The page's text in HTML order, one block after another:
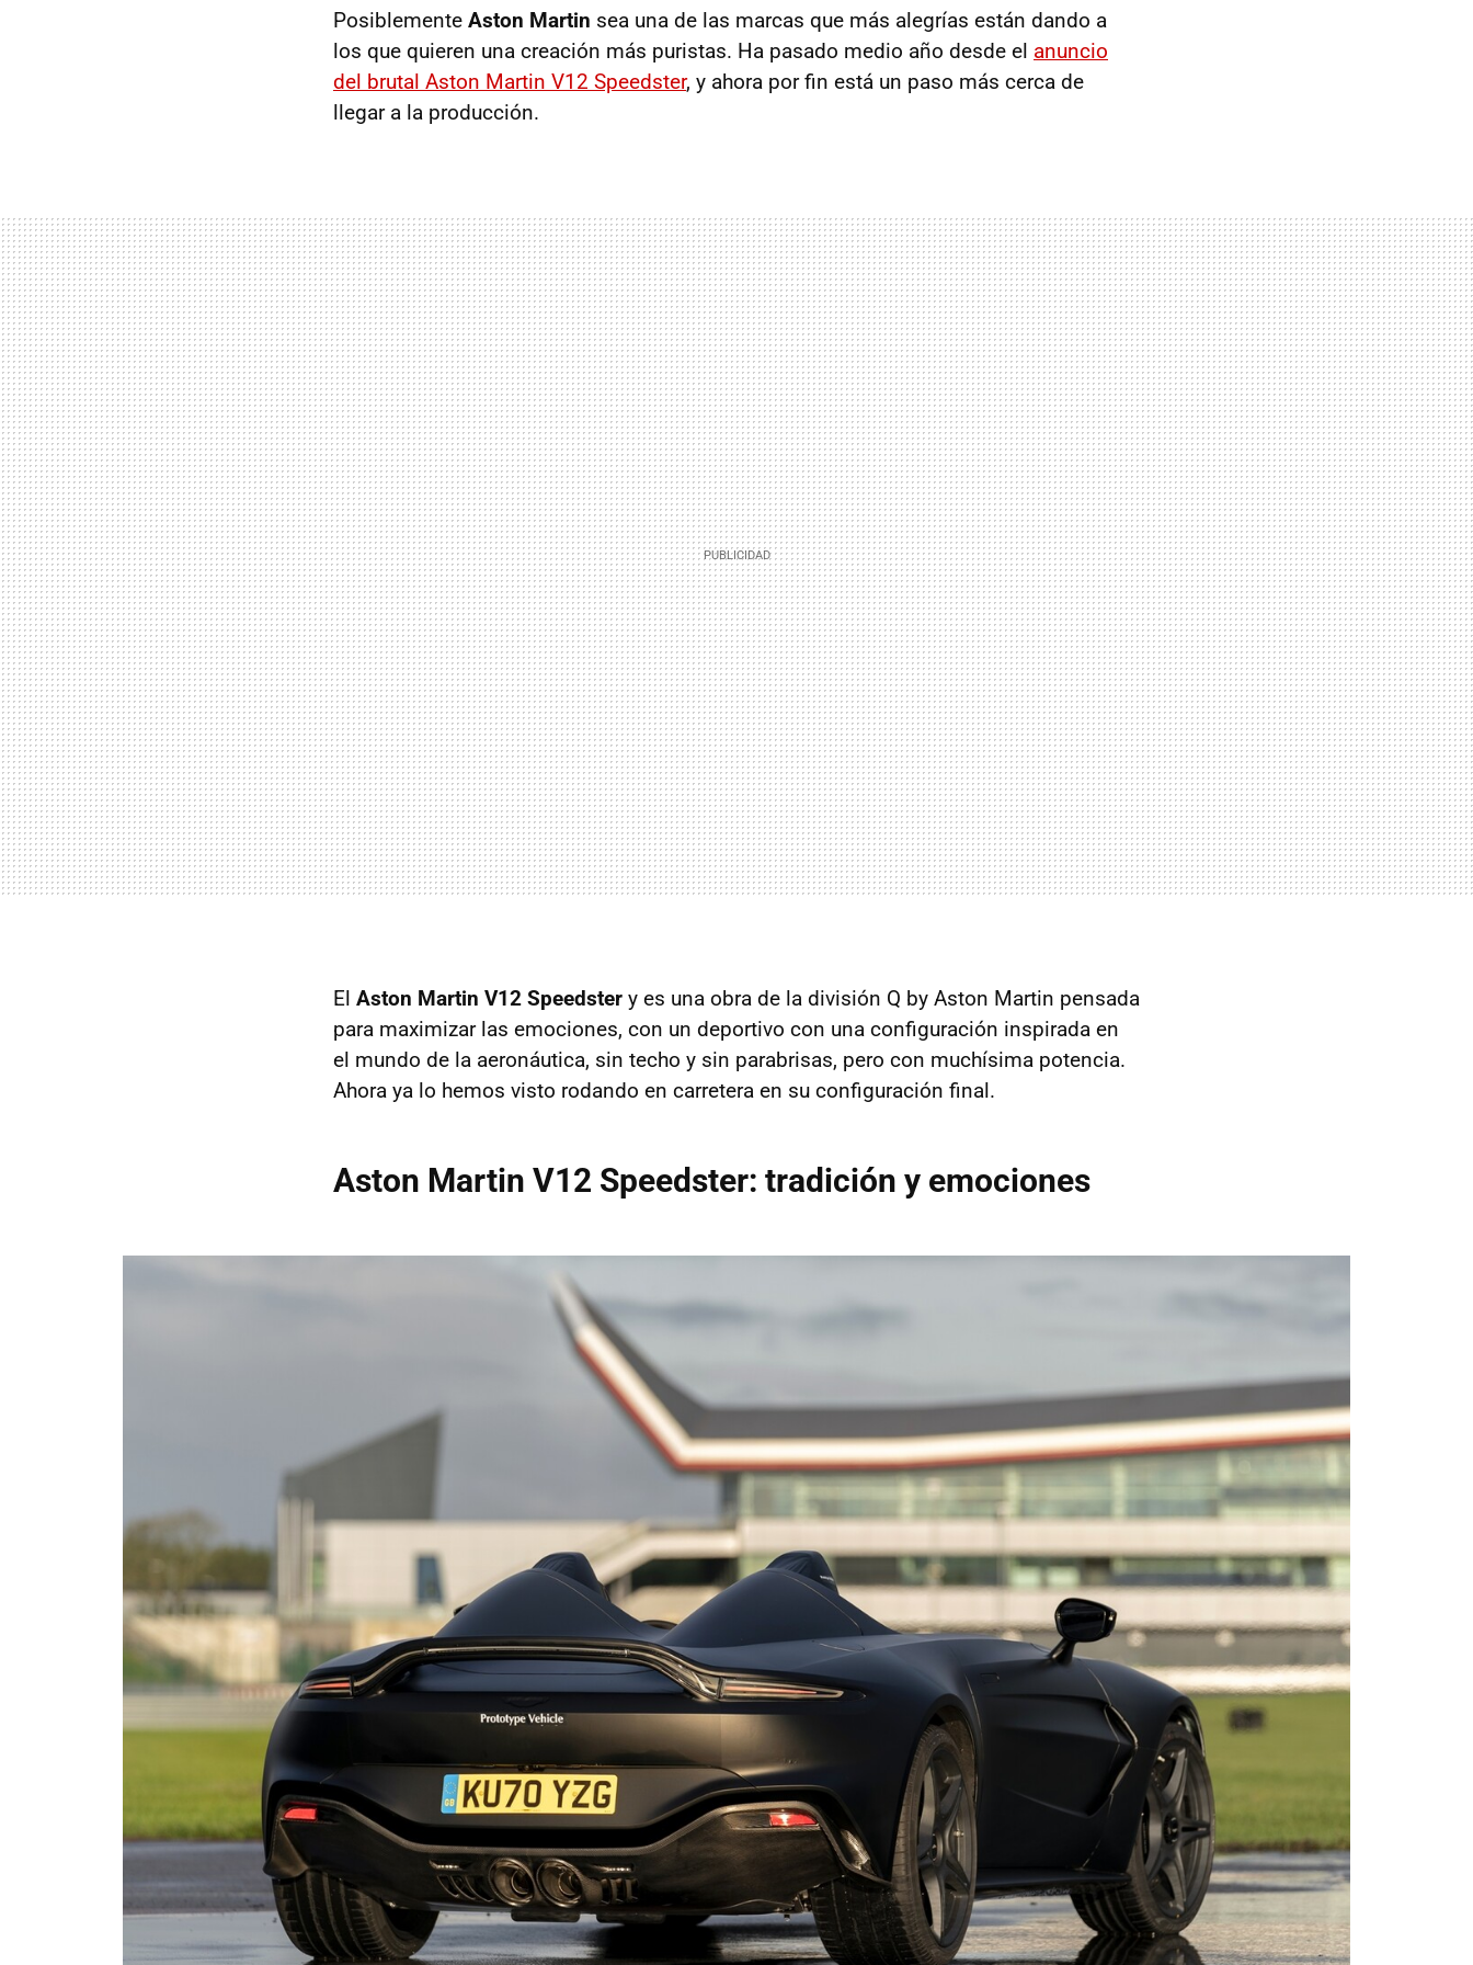
Posiblemente Aston Martin sea una de las marcas que más alegrías están dando a
los que quieren una creación más puristas. Ha pasado medio año desde el anuncio
del brutal Aston Martin V12 Speedster, y ahora por fin está un paso más cerca de
llegar a la producción.
El Aston Martin V12 Speedster y es una obra de la división Q by Aston Martin pensada
para maximizar las emociones, con un deportivo con una configuración inspirada en
el mundo de la aeronáutica, sin techo y sin parabrisas, pero con muchísima potencia.
Ahora ya lo hemos visto rodando en carretera en su configuración final.
Aston Martin V12 Speedster: tradición y emociones